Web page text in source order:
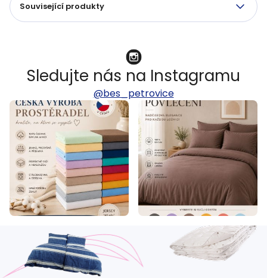
Související produkty
Sledujte nás na Instagramu
@bes_petrovice